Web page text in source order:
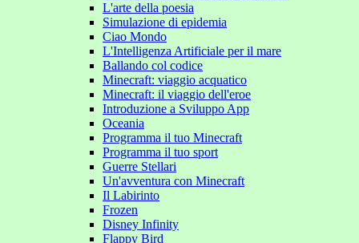
L'arte della poesia
Simulazione di epidemia
Ciao Mondo
L'Intelligenza Artificiale per il mare
Ballando col codice
Minecraft: viaggio acquatico
Minecraft: il viaggio dell'eroe
Introduzione a Sviluppo App
Oceania
Programma il tuo Minecraft
Programma il tuo sport
Guerre Stellari
Un'avventura con Minecraft
Il Labirinto
Frozen
Disney Infinity
Flappy Bird